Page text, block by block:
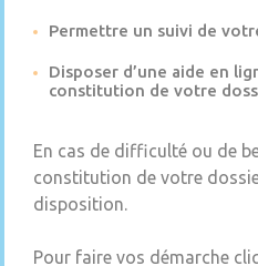
Permettre un suivi de
Disposer d’une aide en
constitution de votre
En cas de difficulté ou de
constitution de votre
disposition.
Pour faire vos démarche